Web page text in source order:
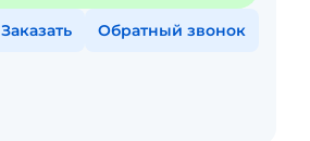
Заказать Обратный звонок